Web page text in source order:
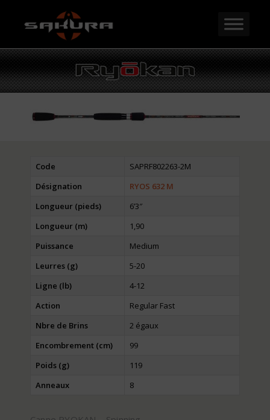
Code
SAPRF802263-2M
Désignation
RYOS 632 M
Longueur (pieds)
6’3″
Longueur (m)
1,90
Puissance
Medium
Leurres (g)
5-20
Ligne (lb)
4-12
Action
Regular Fast
Nbre de Brins
2 égaux
Encombrement (cm)
99
Poids (g)
119
Anneaux
8